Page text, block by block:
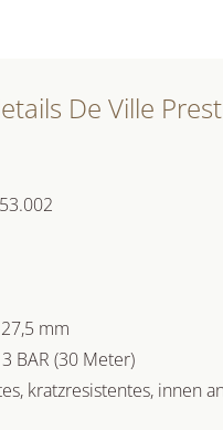
De Ville
mm
BAR (30 Meter)
kratzresistentes, innen